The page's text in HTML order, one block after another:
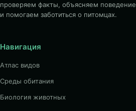
проверяем факты, объясняем поведение
и помогаем заботиться о питомцах.
Навигация
Атлас видов
Среды обитания
Биология животных